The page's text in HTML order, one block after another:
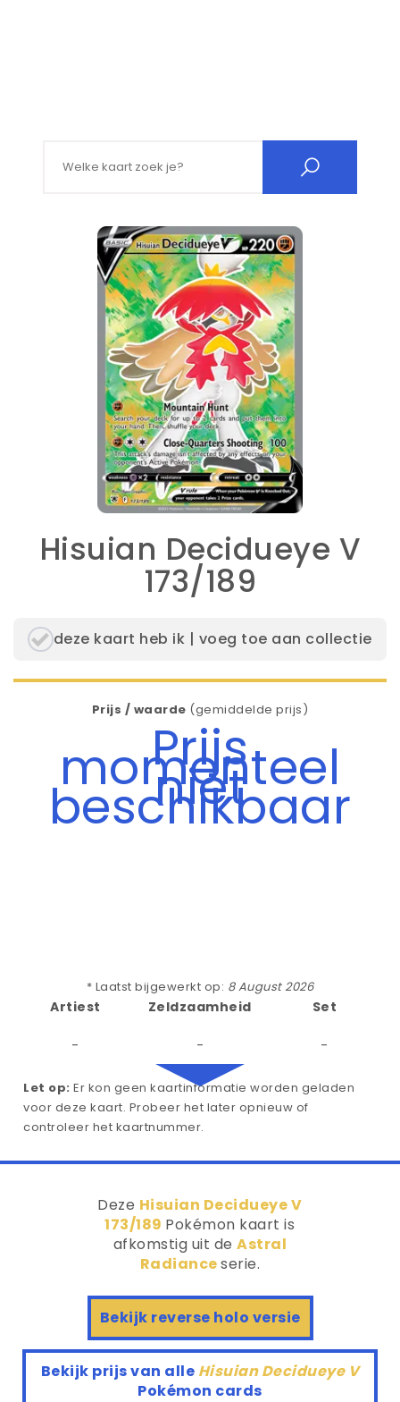
Hisuian Decidueye V
173/189
deze kaart heb ik | voeg toe aan collectie
Prijs / waarde (gemiddelde prijs)
Prijs
momenteel
niet
beschikbaar
* Laatst bijgewerkt op: 8 August 2026
Artiest
-
Zeldzaamheid
-
Set
-
Let op: Er kon geen kaartinformatie worden geladen
voor deze kaart. Probeer het later opnieuw of
controleer het kaartnummer.
Deze Hisuian Decidueye V
173/189 Pokémon kaart is
afkomstig uit deAstral
Radianceserie.
Bekijk reverse holo versie
Bekijk prijs van alle Hisuian Decidueye V
Pokémon cards